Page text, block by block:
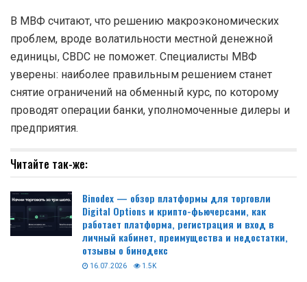
В МВФ считают, что решению макроэкономических
проблем, вроде волатильности местной денежной
единицы, CBDC не поможет. Специалисты МВФ
уверены: наиболее правильным решением станет
снятие ограничений на обменный курс, по которому
проводят операции банки, уполномоченные дилеры и
предприятия.
Читайте так-же:
Binodex — обзор платформы для торговли
Digital Options и крипто-фьючерсами, как
работает платформа, регистрация и вход в
личный кабинет, преимущества и недостатки,
отзывы о бинодекс
16.07.2026 1.5K